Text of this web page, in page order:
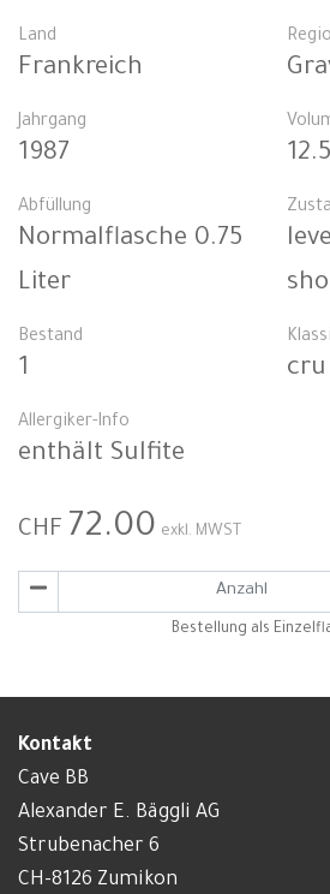
Land
Frankreich
Jahrgang
1987
Abfüllung
Normalflasche 0.75
Liter
Bestand
1 cru
Allergiker-Info
enthält Sulfite
CHF 72.00 exkl. MWST
Bestellung als
Kontakt
Cave BB
Alexander E. Bäggli AG
Strubenacher 6
CH-8126 Zumikon